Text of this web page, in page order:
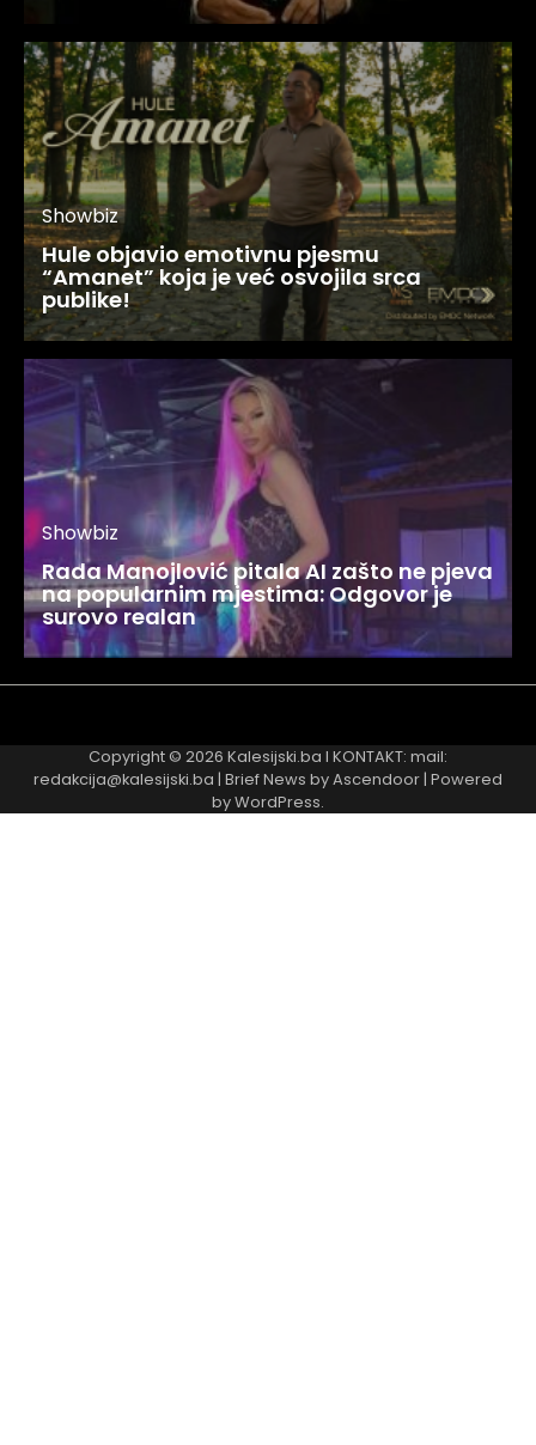
Showbiz
Hule objavio emotivnu pjesmu
“Amanet” koja je već osvojila srca
publike!
Showbiz
Rada Manojlović pitala AI zašto ne pjeva
na popularnim mjestima: Odgovor je
surovo realan
Copyright © 2026 Kalesijski.ba I KONTAKT: mail:
redakcija@kalesijski.ba | Brief News byAscendoor | Powered
byWordPress.